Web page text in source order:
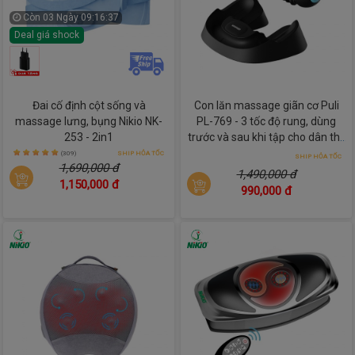
Máy đượctrang bị thêm tính năng
kiểm soát nhiệt và áp suất
khí tự động, ngắt tự động sau 15 phút để tiết kiệm điện năng,
bảo vệ tuổi thọ máy và đảm bảo an toàn khi sử dụng.
Deal giá shock
Còn 03 Ngày 09:16:36
Đai cố định cột sống và
massage lưng, bụng Nikio NK-
253 - 2in1
(309) SHIP HỎA TỐC
1,690,000 đ
1,150,000 đ
Con lăn massage giãn cơ Puli
PL-769 - 3 tốc độ rung, dùng
trước và sau khi tập cho dân thể
SHIP HỎA TỐC
1,490,000 đ
990,000 đ